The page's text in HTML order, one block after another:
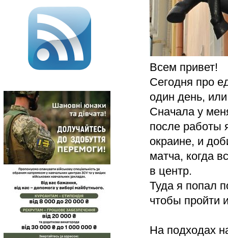
Всем привет!
Сегодня про
один день,
Сначала у
после работы
окраине, и
матча, когда
в центр.
Туда я попал
чтобы пройти
На подходах